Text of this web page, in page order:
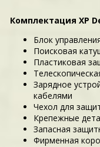
Комплектация XP
Блок
Поисковая
Пластиковая
Зарядное
кабелями
Чехол для
Крепежные
Запасная
Фирменная